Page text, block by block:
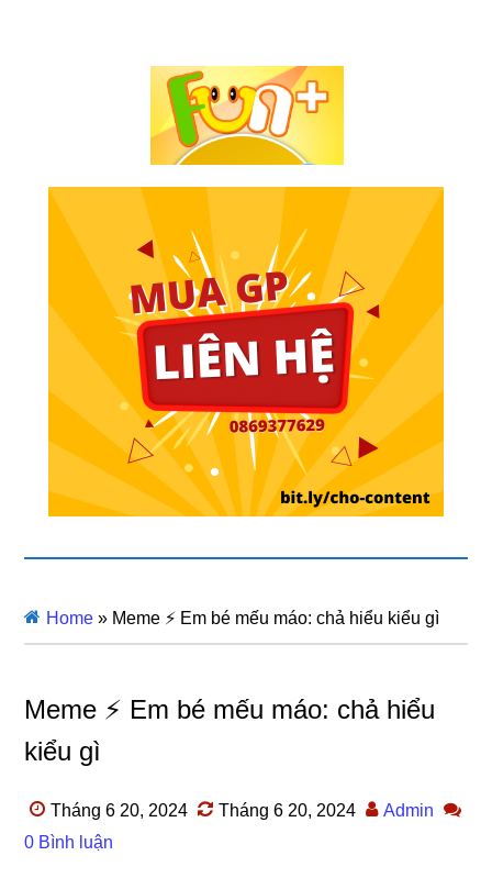
Home » Meme ⚡ Em bé mếu máo: chả hiểu kiểu gì
Meme ⚡ Em bé mếu máo: chả hiểu
kiểu gì
Tháng 6 20, 2024 Tháng 6 20, 2024
Admin
0 Bình luận